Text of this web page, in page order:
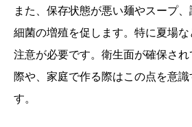
また、保存状態が悪い麺やスープ
細菌の増殖を促します。特に夏場
注意が必要です。衛生面が確保さ
際や、家庭で作る際はこの点を意
す。